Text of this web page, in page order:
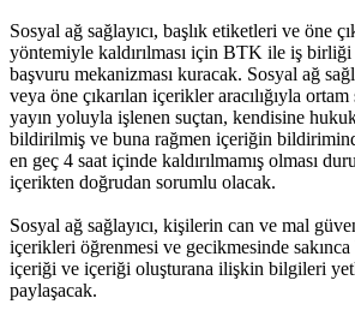
Sosyal ağ sağlayıcı, başlık etiketleri ve öne
yöntemiyle kaldırılması için BTK ile iş
başvuru mekanizması kuracak. Sosyal ağ
veya öne çıkarılan içerikler aracılığıyla ortam
yayın yoluyla işlenen suçtan, kendisine
bildirilmiş ve buna rağmen içeriğin
en geç 4 saat içinde kaldırılmamış olması
içerikten doğrudan sorumlu olacak.
Sosyal ağ sağlayıcı, kişilerin can ve mal
içerikleri öğrenmesi ve gecikmesinde
içeriği ve içeriği oluşturana ilişkin bilgileri
paylaşacak.